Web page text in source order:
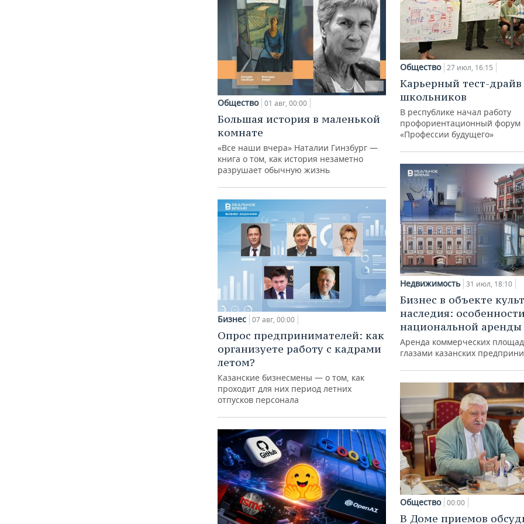
Общество 01 авг, 00:00
Большая история в маленькой
комнате
«Все наши вчера» Наталии Гинзбург —
книга о том, как история незаметно
разрушает обычную жизнь
Бизнес 07 авг, 00:00
Опрос предпринимателей: как
организуете работу с кадрами
летом?
Казанские бизнесмены — о том, как
проходит для них период летних
отпусков персонала
Общество 27 июл, 16:15
Карьерный тест-драйв
школьников
В республике начал работу
профориентационный форум
«Профессии будущего»
Недвижимость 31 июл, 18:10
Бизнес в объекте
наследия:
национальной аренды
Аренда коммерческих
глазами казанских
Общество 00:00
В Доме приемов